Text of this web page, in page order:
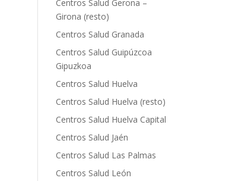
Centros Salud Gerona –
Girona (resto)
Centros Salud Granada
Centros Salud Guipúzcoa
Gipuzkoa
Centros Salud Huelva
Centros Salud Huelva (resto)
Centros Salud Huelva Capital
Centros Salud Jaén
Centros Salud Las Palmas
Centros Salud León